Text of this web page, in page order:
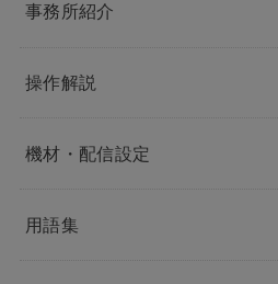
事務所紹介
操作解説
機材・配信設定
用語集